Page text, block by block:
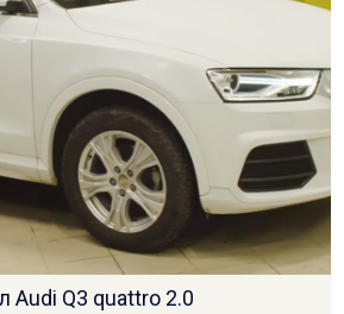
Audi Q3 quattro 2.0